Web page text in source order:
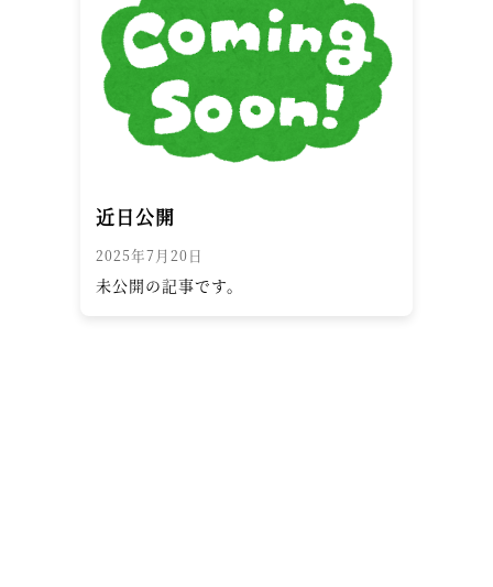
近日公開
2025年7月20日
未公開の記事です。